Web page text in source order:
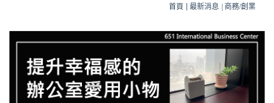
首頁 最新消息 商務/創業